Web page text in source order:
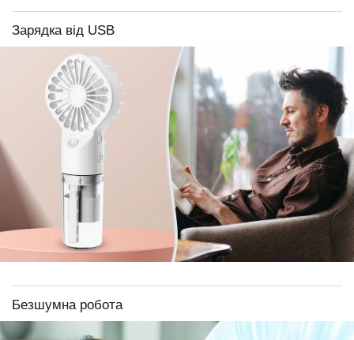
Зарядка від USB
Безшумна робота